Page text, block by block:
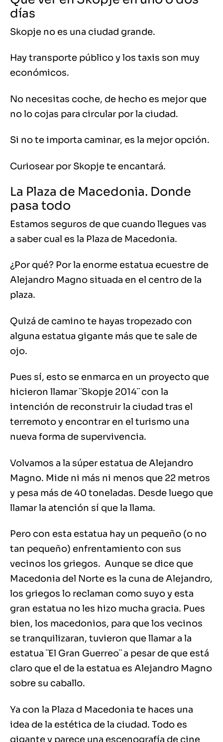
días
Skopje no es una ciudad grande.
Hay transporte público y los taxis son muy
económicos.
No necesitas coche, de hecho es mejor que
no lo cojas para circular por la ciudad.
Si no te importa caminar, es la mejor opción.
Curiosear por Skopje te encantará.
La Plaza de Macedonia. Donde
pasa todo
Estamos seguros de que cuando llegues vas
a saber cual es la Plaza de Macedonia.
¿Por qué? Por la enorme estatua ecuestre de
Alejandro Magno situada en el centro de la
plaza.
Quizá de camino te hayas tropezado con
alguna estatua gigante más que te sale de
ojo.
Pues sí, esto se enmarca en un proyecto que
hicieron llamar ¨Skopje 2014¨ con la
intención de reconstruir la ciudad tras el
terremoto y encontrar en el turismo una
nueva forma de supervivencia.
Volvamos a la súper estatua de Alejandro
Magno. Mide ni más ni menos que 22 metros
y pesa más de 40 toneladas. Desde luego que
llamar la atención sí que la llama.
Pero con esta estatua hay un pequeño (o no
tan pequeño) enfrentamiento con sus
vecinos los griegos. Aunque se dice que
Macedonia del Norte es la cuna de Alejandro,
los griegos lo reclaman como suyo y esta
gran estatua no les hizo mucha gracia. Pues
bien, los macedonios, para que los vecinos
se tranquilizaran, tuvieron que llamar a la
estatua ¨El Gran Guerreo¨ a pesar de que está
claro que el de la estatua es Alejandro Magno
sobre su caballo.
Ya con la Plaza d Macedonia te haces una
idea de la estética de la ciudad. Todo es
gigante y parece una escenografía de cine